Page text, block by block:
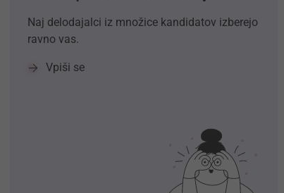
Naj delodajalci iz množice kandidatov izberejo
ravno vas.
Vpiši se